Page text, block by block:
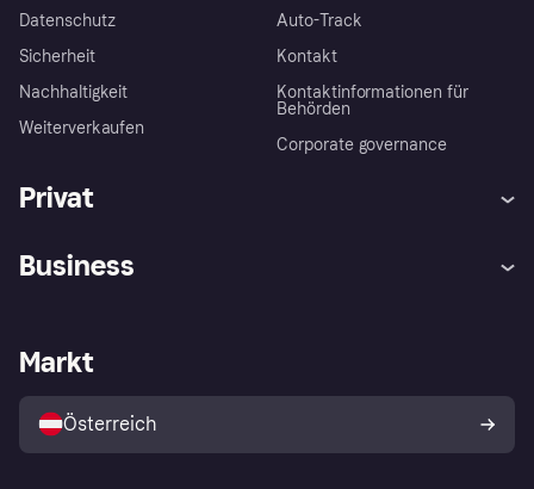
Datenschutz
Sicherheit
Nachhaltigkeit
Weiterverkaufen
Auto-Track
Kontakt
Kontaktinformationen für
Behörden
Corporate governance
Privat
Shops entdecken
Business
Händlerportal
Markt
Österreich